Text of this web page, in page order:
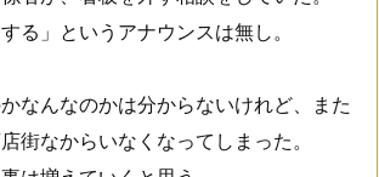
る」というアナウンスは無し。
なんなのかは分からないけれど、また
街なからいなくなってしまった。